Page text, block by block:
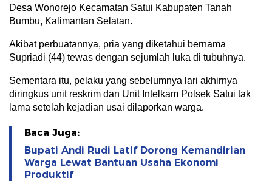
Desa Wonorejo Kecamatan Satui Kabupaten Tanah
Bumbu, Kalimantan Selatan.
Akibat perbuatannya, pria yang diketahui bernama
Supriadi (44) tewas dengan sejumlah luka di tubuhnya.
Sementara itu, pelaku yang sebelumnya lari akhirnya
diringkus unit reskrim dan Unit Intelkam Polsek Satui tak
lama setelah kejadian usai dilaporkan warga.
Baca Juga:
Bupati Andi Rudi Latif Dorong Kemandirian
Warga Lewat Bantuan Usaha Ekonomi
Produktif